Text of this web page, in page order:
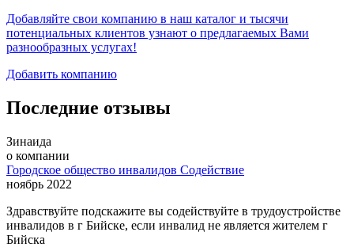
Добавляйте свои компанию в наш каталог и тысячи
потенциальных клиентов узнают о предлагаемых Вами
разнообразных услугах!
Добавить компанию
Последние отзывы
Зинаида
о компании
Городское общество инвалидов Содействие
ноябрь 2022
Здравствуйте подскажите вы содействуйте в трудоустройстве
инвалидов в г Бийске, если инвалид не является жителем г
Бийска